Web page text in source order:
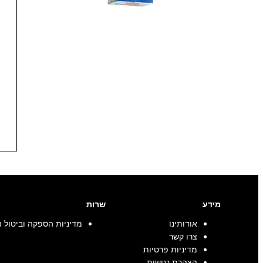
מידע
אודותינו
צרו קשר
מדיניות פרטיות
שרות
מדיניות הספקה וביטול